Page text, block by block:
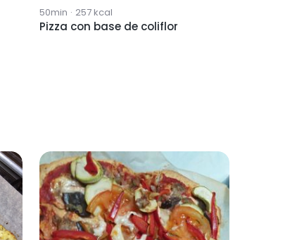
50min · 257kcal
Pizza con base de coliflor